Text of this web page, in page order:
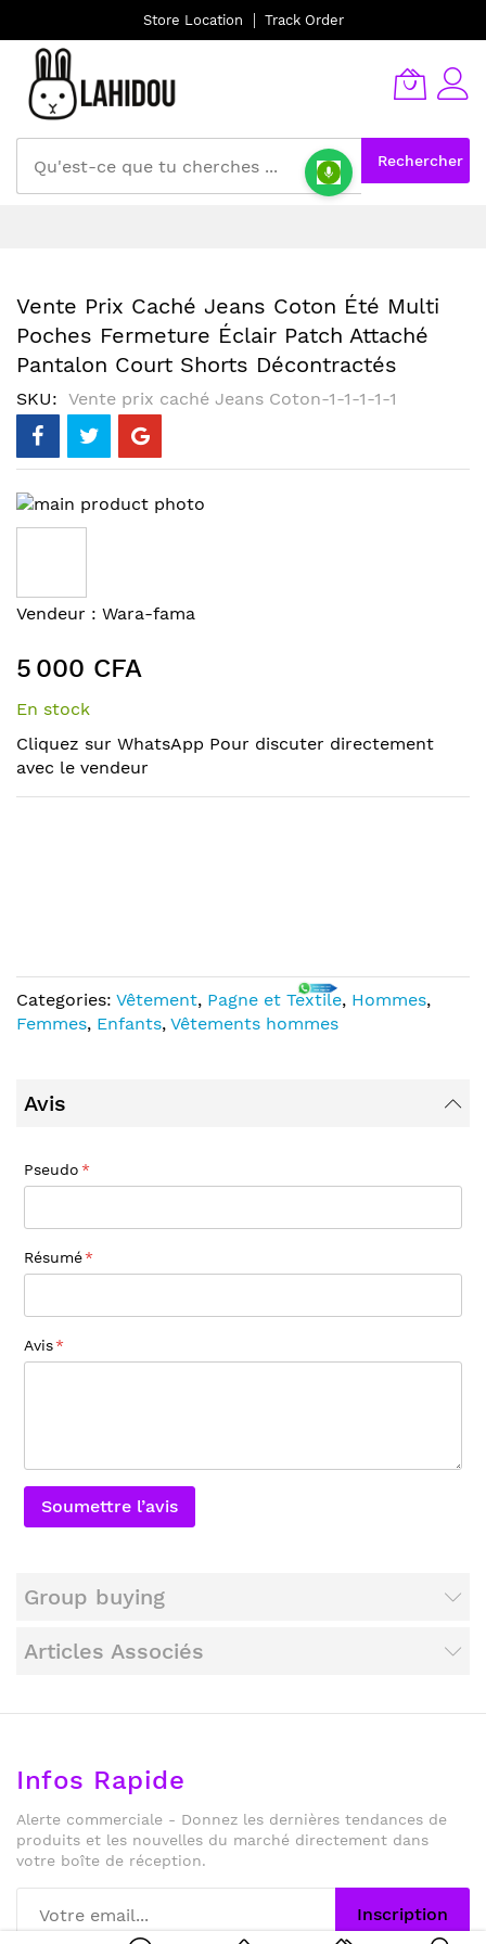
Store Location Track Order
Rechercher
Vente Prix Caché Jeans Coton Été Multi
Poches Fermeture Éclair Patch Attaché
Pantalon Court Shorts Décontractés
SKU Vente prix caché Jeans Coton-1-1-1-1-1
Skip
to
of
the
gallery
Skip
the
beginning
of
images
gallery
Vendeur : Wara-fama
5 000 CFA
En stock
Cliquez sur WhatsApp Pour discuter directement
avec le vendeur
Categories: Vêtement, Pagne et Textile, Hommes,
Femmes, Enfants, Vêtements hommes
Avis
Pseudo
Résumé
Avis
Soumettre l’avis
Group buying
Articles Associés
Infos Rapide
Alerte commerciale - Donnez les dernières tendances de
produits et les nouvelles du marché directement dans
votre boîte de réception.
Inscription